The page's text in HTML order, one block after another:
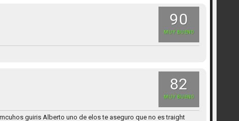
90
MUY BUENO
82
MUY BUENO
guiris Alberto uno de elos te aseguro que no es traight